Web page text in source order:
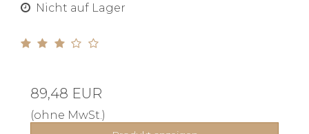
Nicht auf Lager
89,48 EUR
(ohne MwSt.)